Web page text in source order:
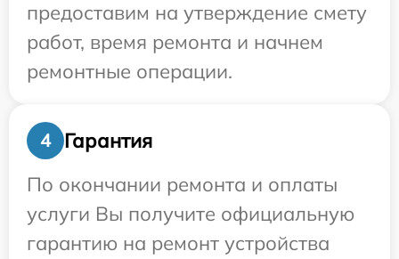
предоставим на утверждение смету
работ, время ремонта и начнем
ремонтные операции.
4
Гарантия
По окончании ремонта и оплаты
услуги Вы получите официальную
гарантию на ремонт устройства